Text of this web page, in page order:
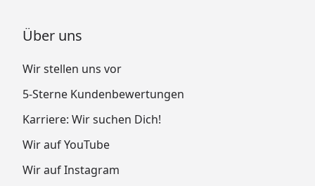
Über uns
Wir stellen uns vor
5-Sterne Kundenbewertungen
Karriere: Wir suchen Dich!
Wir auf YouTube
Wir auf Instagram